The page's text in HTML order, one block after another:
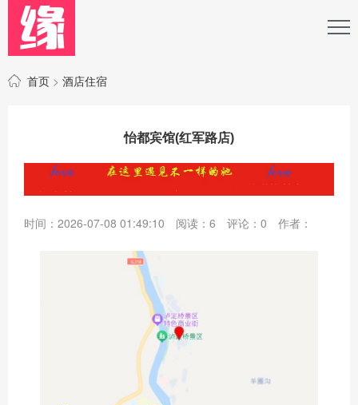
首页 > 酒店住宿
怡都宾馆(红军路店)
时间：2026-07-08 01:49:10 阅读： 6 评论： 0 作者：